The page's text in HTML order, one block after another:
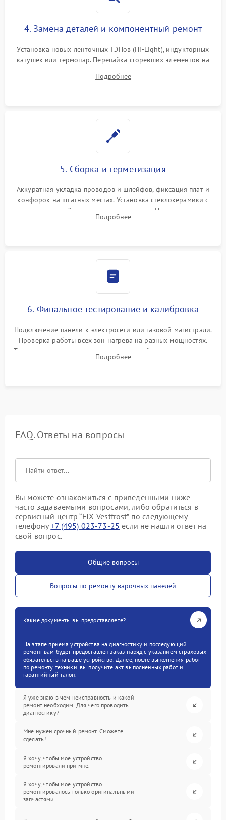
4. Замена деталей и компонентный ремонт
Установка новых ленточных ТЭНов (Hi-Light), индукторных
катушек или термопар. Перепайка сгоревших элементов на
дорожек. Очистка контактов и замена поврежденной
Подробнее
5. Сборка и герметизация
Аккуратная укладка проводов и шлейфов, фиксация плат и
конфорок на штатных местах. Установка стеклокерамики с
проверкой равномерности зазоров. Нанесение
термостойкого герметика или укладка уплотнительной
Подробнее
6. Финальное тестирование и калибровка
Подключение панели к электросети или газовой магистрали.
Проверка работы всех зон нагрева на разных мощностях.
Тестирование сенсорного управления, таймера, индикаторов
остаточного тепла и систем защиты от перегрева.
Подробнее
FAQ. Ответы на вопросы
Вы можете ознакомиться с приведенными ниже
часто задаваемыми вопросами, либо обратиться в
сервисный центр “FIX-Vestfrost” по следующему
телефону+7 (495) 023-73-25 если не нашли ответ на
свой вопрос.
Общие вопросы
Вопросы по ремонту варочных панелей
Какие документы вы предоставляете?
На этапе приема устройства на диагностику и последующий
ремонт вам будет предоставлен заказ-наряд с указанием страховых
обязательств на ваше устройство. Далее, после выполнения работ
по ремонту техники, вы получите акт выполненных работ и
гарантийный талон.
Я уже знаю в чем неисправность и какой
ремонт необходим. Для чего проводить
диагностику?
Мне нужен срочный ремонт. Сможете
сделать?
Я хочу, чтобы мое устройство
ремонтировали при мне.
Я хочу, чтобы мое устройство
ремонтировалось только оригинальными
запчастями.